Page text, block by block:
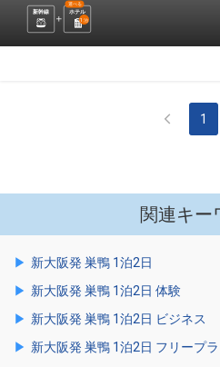
新幹線 ホテル
選べる
1 泊
1
関連キー
新大阪発 巣鴨 1泊2日
新大阪発 巣鴨 1泊2日 体験
新大阪発 巣鴨 1泊2日 ビジネス
新大阪発 巣鴨 1泊2日 フリープ